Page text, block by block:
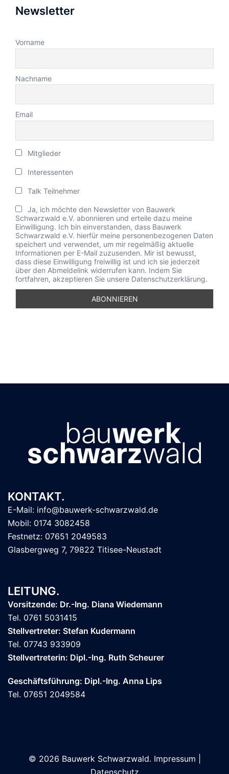
Newsletter
Vorname
Nachname
Email
Mitglieder
Interessenten
Talk Teilnehmer
Ja, ich möchte den Newsletter von Bauwerk
Schwarzwald e.V. abonnieren und erteile dazu meine
Einwilligung. Ich bin einverstanden, dass Bauwerk
Schwarzwald e.V. hierfür meine personenbezogenen Daten
speichert und verwendet, um mir regelmäßig aktuelle
Informationen per E-Mail zuzusenden. Mir ist bewusst,
dass diese Einwilligung freiwillig ist und ich sie jederzeit
über den Abmeldelink widerrufen kann. Indem Sie
fortfahren, akzeptieren Sie unsere Datenschutzerklärung.
KONTAKT.
E-Mail: info@bauwerk-schwarzwald.de
Mobil: 0174 3082458
Festnetz: 07651 2049583
Glasbergweg 7, 79822 Titisee-Neustadt
LEITUNG.
Vorsitzende: Dr.-Ing. Diana Wiedemann
Tel. 0761 5031415
Stellvertreter: Stefan Kudermann
Tel. 07743 933909
Stellvertreterin: Dipl.-Ing. Ruth Scheurer
Geschäftsführung: Dipl.-Ing. Anna Lips
Tel. 07651 2049584
© 2026 Bauwerk Schwarzwald. Impressum
Datenschutz